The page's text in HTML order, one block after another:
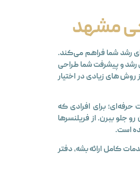
مشهد
رشد شما فراهم می‌کند.
رشد و پیشرفت شما طراحی
های زیادی در اختیار
برای افرادی که
ببرن. از فریلنسرها
است.
کامل ارائه بشه،دفتر